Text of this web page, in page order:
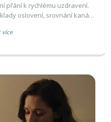
přání k rychlému uzdravení.
oslovení, srovnání kanálů
více